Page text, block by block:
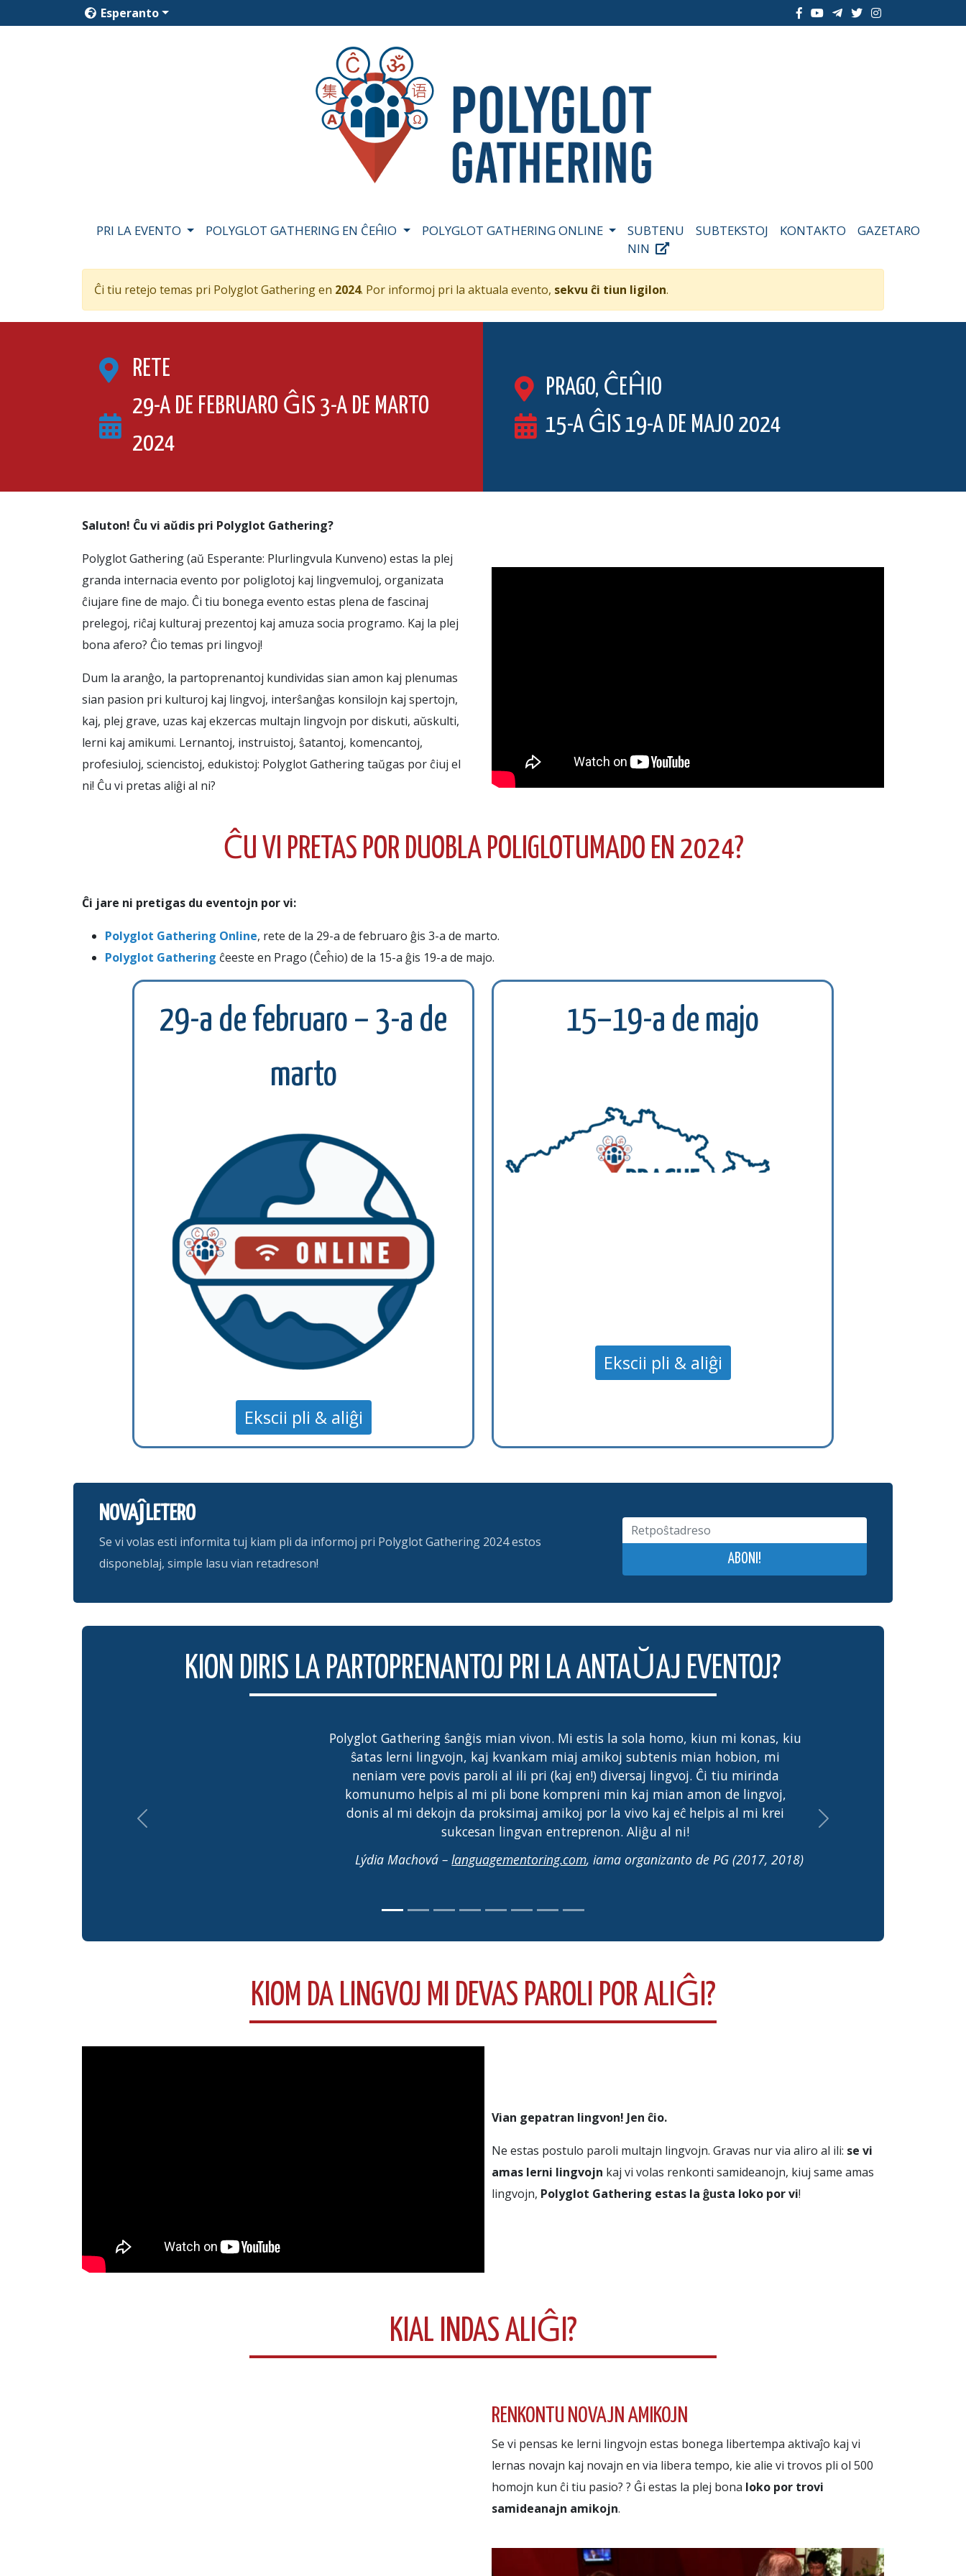
Esperanto
PRI LA EVENTO POLYGLOT GATHERING EN ĈEĤIO POLYGLOT GATHERING ONLINE
SUBTENU
NIN
SUBTEKSTOJ KONTAKTO GAZETARO
Ĉi tiu retejo temas pri Polyglot Gathering en 2024. Por informoj pri la aktuala evento, sekvu ĉi tiun ligilon.
RETE
29-A DE FEBRUARO ĜIS 3-A DE MARTO
2024
PRAGO, ĈEĤIO
15-A ĜIS 19-A DE MAJO 2024
Saluton! Ĉu vi aŭdis pri Polyglot Gathering?
Polyglot Gathering (aŭ Esperante: Plurlingvula Kunveno) estas la plej
granda internacia evento por poliglotoj kaj lingvemuloj, organizata
ĉiujare fine de majo. Ĉi tiu bonega evento estas plena de fascinaj
prelegoj, riĉaj kulturaj prezentoj kaj amuza socia programo. Kaj la plej
bona afero? Ĉio temas pri lingvoj!
Dum la aranĝo, la partoprenantoj kundividas sian amon kaj plenumas
sian pasion pri kulturoj kaj lingvoj, interŝanĝas konsilojn kaj spertojn,
kaj, plej grave, uzas kaj ekzercas multajn lingvojn por diskuti, aŭskulti,
lerni kaj amikumi. Lernantoj, instruistoj, ŝatantoj, komencantoj,
profesiuloj, sciencistoj, edukistoj: Polyglot Gathering taŭgas por ĉiuj el
ni! Ĉu vi pretas aliĝi al ni?
ĈU VI PRETAS POR DUOBLA POLIGLOTUMADO EN 2024?
Ĉi jare ni pretigas du eventojn por vi:
Polyglot Gathering Online, rete de la 29-a de februaro ĝis 3-a de marto.
Polyglot Gathering ĉeeste en Prago (Ĉeĥio) de la 15-a ĝis 19-a de majo.
29-a de februaro – 3-a de
marto
Ekscii pli & aliĝi
15–19-a de majo
Ekscii pli & aliĝi
NOVAĴLETERO
Se vi volas esti informita tuj kiam pli da informoj pri Polyglot Gathering 2024 estos
disponeblaj, simple lasu vian retadreson!
KION DIRIS LA PARTOPRENANTOJ PRI LA ANTAŬAJ EVENTOJ?
Polyglot Gathering ŝanĝis mian vivon. Mi estis la sola homo, kiun mi konas, kiu
ŝatas lerni lingvojn, kaj kvankam miaj amikoj subtenis mian hobion, mi
neniam vere povis paroli al ili pri (kaj en!) diversaj lingvoj. Ĉi tiu mirinda
komunumo helpis al mi pli bone kompreni min kaj mian amon de lingvoj,
donis al mi dekojn da proksimaj amikoj por la vivo kaj eĉ helpis al mi krei
sukcesan lingvan entreprenon. Aliĝu al ni!
Lýdia Machová –languagementoring.com, iama organizanto de PG (2017, 2018)
Previous Next
KIOM DA LINGVOJ MI DEVAS PAROLI POR ALIĜI?
Vian gepatran lingvon! Jen ĉio.
Ne estas postulo paroli multajn lingvojn. Gravas nur via aliro al ili: se vi
amas lerni lingvojn kaj vi volas renkonti samideanojn, kiuj same amas
lingvojn, Polyglot Gathering estas la ĝusta loko por vi!
KIAL INDAS ALIĜI?
RENKONTU NOVAJN AMIKOJN
Se vi pensas ke lerni lingvojn estas bonega libertempa aktivaĵo kaj vi
lernas novajn kaj novajn en via libera tempo, kie alie vi trovos pli ol 500
homojn kun ĉi tiu pasio? ? Ĝi estas la plej bona loko por trovi
samideanajn amikojn.